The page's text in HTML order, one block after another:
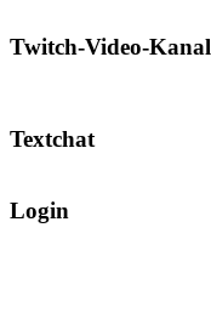
Twitch-Video-Kanal
Textchat
Login